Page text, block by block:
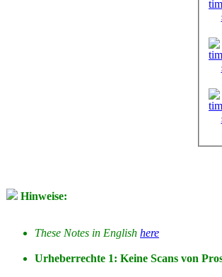
Hinweise:
These Notes in English here
Urheberrechte 1: Keine Scans von